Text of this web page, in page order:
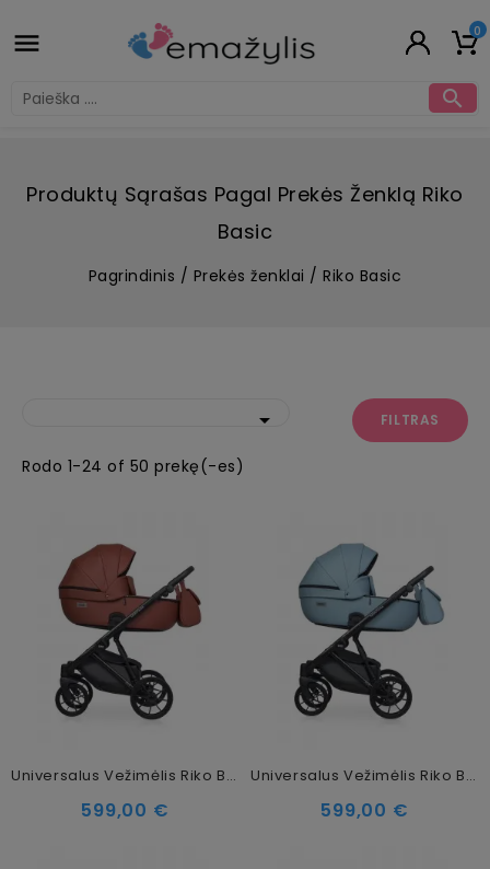
 0

Produktų Sąrašas Pagal Prekės Ženklą Riko
Basic
Pagrindinis Prekės ženklai Riko Basic
 FILTRAS
Rodo 1-24 of 50 prekę(-es)
Universalus Vežimėlis Riko Basic Montana Ecco 2in1, 17 Cinnamon
599,00 €
Universalus Vežimėlis Riko Basic Montana Ecco 2in1, 16 Sky
599,00 €